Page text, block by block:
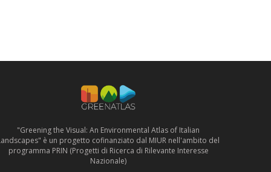
"Greening the Visual: An Environmental Atlas of Italian
è un progetto cofinanziato dal MIUR nell'ambito del
programma PRIN (Progetti di Ricerca di Rilevante Interesse
Nazionale)